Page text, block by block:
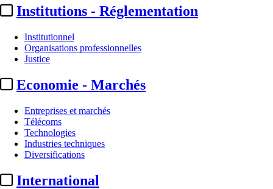
Institutions - Réglementation
Institutionnel
Organisations professionnelles
Justice
Economie - Marchés
Entreprises et marchés
Télécoms
Technologies
Industries techniques
Diversifications
International